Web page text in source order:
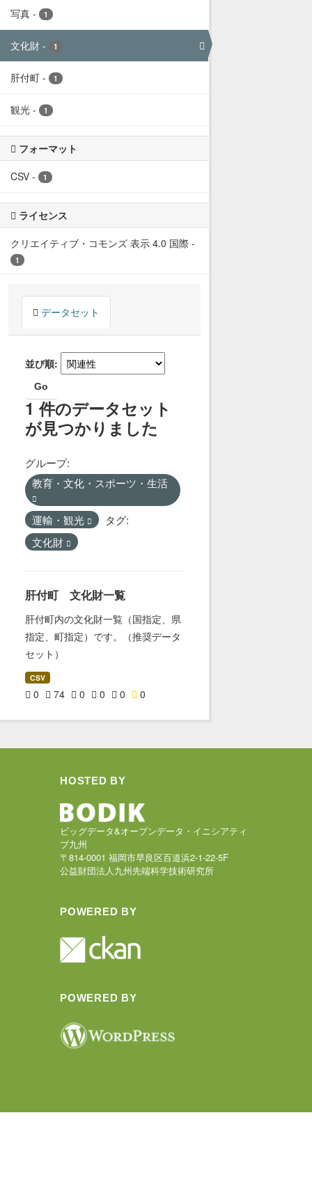
写真 - 1
文化財 - 1
肝付町 - 1
観光 - 1
フォーマット
CSV - 1
ライセンス
クリエイティブ・コモンズ 表示 4.0 国際 -
1
データセット
並び順
Go
1 件のデータセット
が見つかりました
グループ:
教育・文化・スポーツ・生活
運輸・観光
タグ:
文化財
肝付町 文化財一覧
肝付町内の文化財一覧（国指定、県
指定、町指定）です。（推奨データ
セット）
CSV
0 74 0 0 0 0
HOSTED BY
ビッグデータ&オープンデータ・イニシアティ
ブ九州
〒814-0001 福岡市早良区百道浜2-1-22-5F
公益財団法人九州先端科学技術研究所
POWERED BY
POWERED BY